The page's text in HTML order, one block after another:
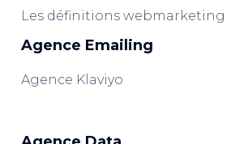
Les définitions webmarketing
Agence Emailing
Agence Klaviyo